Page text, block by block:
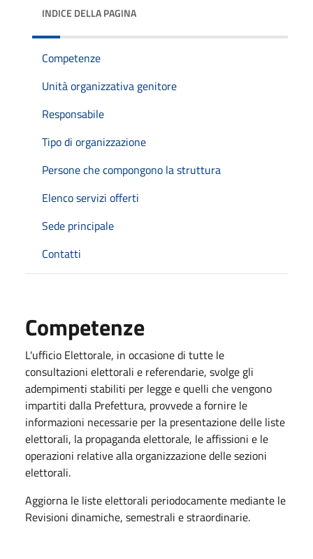
INDICE DELLA PAGINA
Competenze
Unità organizzativa genitore
Responsabile
Tipo di organizzazione
Persone che compongono la struttura
Elenco servizi offerti
Sede principale
Contatti
Competenze
L'ufficio Elettorale, in occasione di tutte le
consultazioni elettorali e referendarie, svolge gli
adempimenti stabiliti per legge e quelli che vengono
impartiti dalla Prefettura, provvede a fornire le
informazioni necessarie per la presentazione delle liste
elettorali, la propaganda elettorale, le affissioni e le
operazioni relative alla organizzazione delle sezioni
elettorali.
Aggiorna le liste elettorali periodocamente mediante le
Revisioni dinamiche, semestrali e straordinarie.